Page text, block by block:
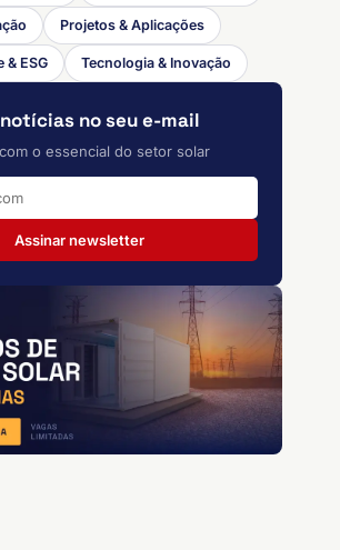
Projetos & Aplicações
& ESG Tecnologia & Inovação
no seu e-mail
o essencial do setor solar
Assinar newsletter